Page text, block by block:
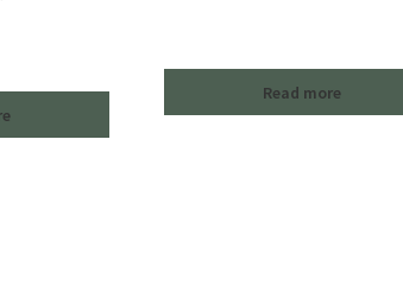
Read more